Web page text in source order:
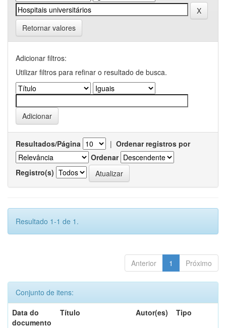
Retornar valores
Adicionar filtros:
Utilizar filtros para refinar o resultado de busca.
Resultados/Página | Ordenar registros por
Ordenar
Registro(s)
Resultado 1-1 de 1.
Anterior 1 Próximo
Conjunto de itens:
Data do
documento
Título Autor(es) Tipo